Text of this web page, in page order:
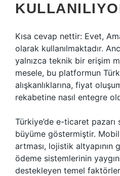
Kısa cevap nettir: Evet,
olarak kullanılmaktadır.
yalnızca teknik bir erişim
mesele, bu platformun
alışkanlıklarına, fiyat
rekabetine nasıl entegre
Türkiye’de e-ticaret pazarı
büyüme göstermiştir. Mobil
artması, lojistik altyapının
ödeme sistemlerinin
destekleyen temel